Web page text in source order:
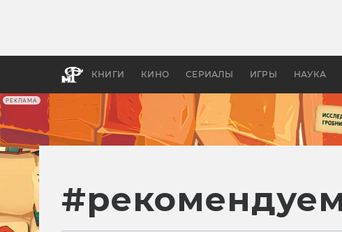
РЕКЛАМА
КНИГИ КИНО СЕРИАЛЫ ИГРЫ НАУКА
#